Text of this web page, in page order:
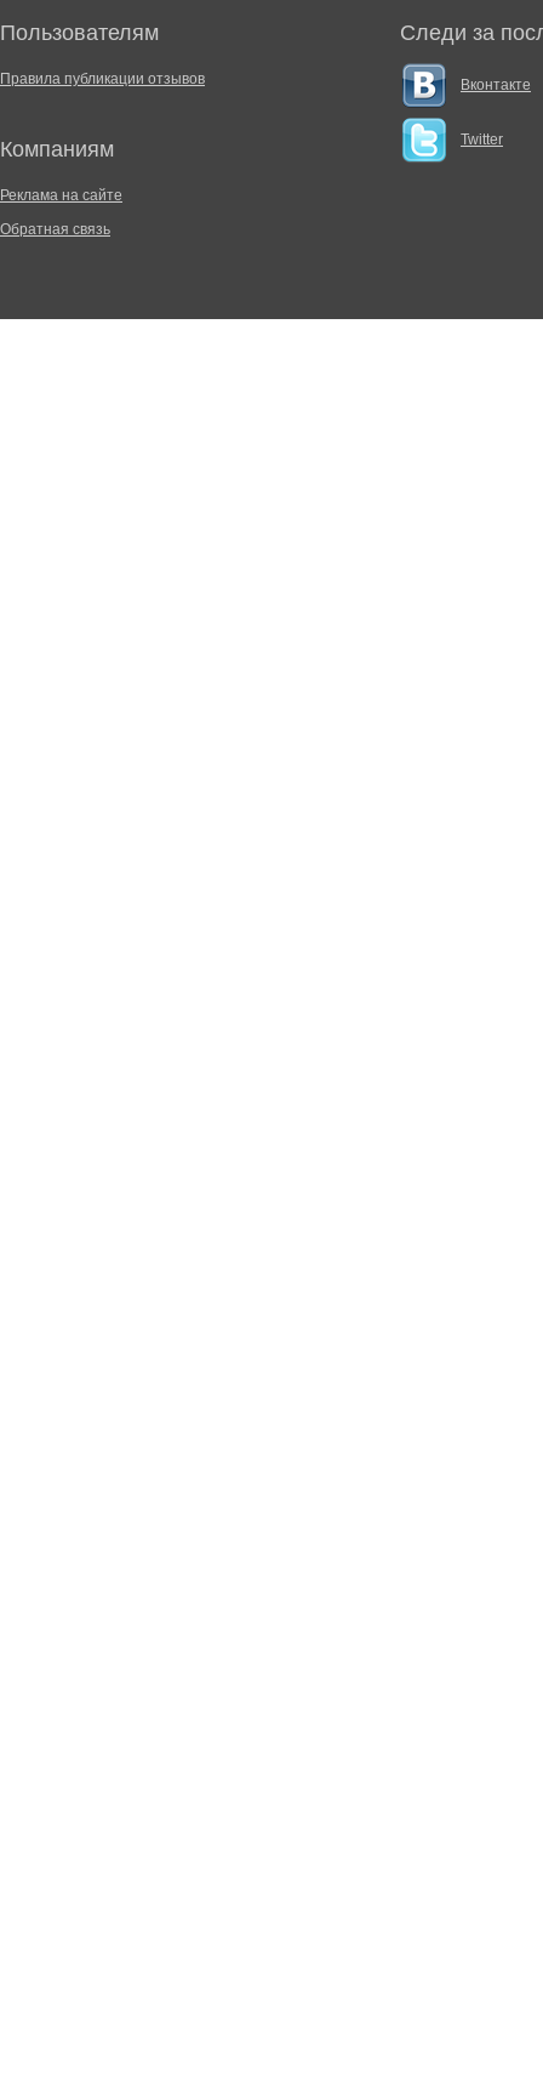
Пользователям
Правила публикации отзывов
Компаниям
Реклама на сайте
Обратная связь
Следи за
Вконтакте
Twitter